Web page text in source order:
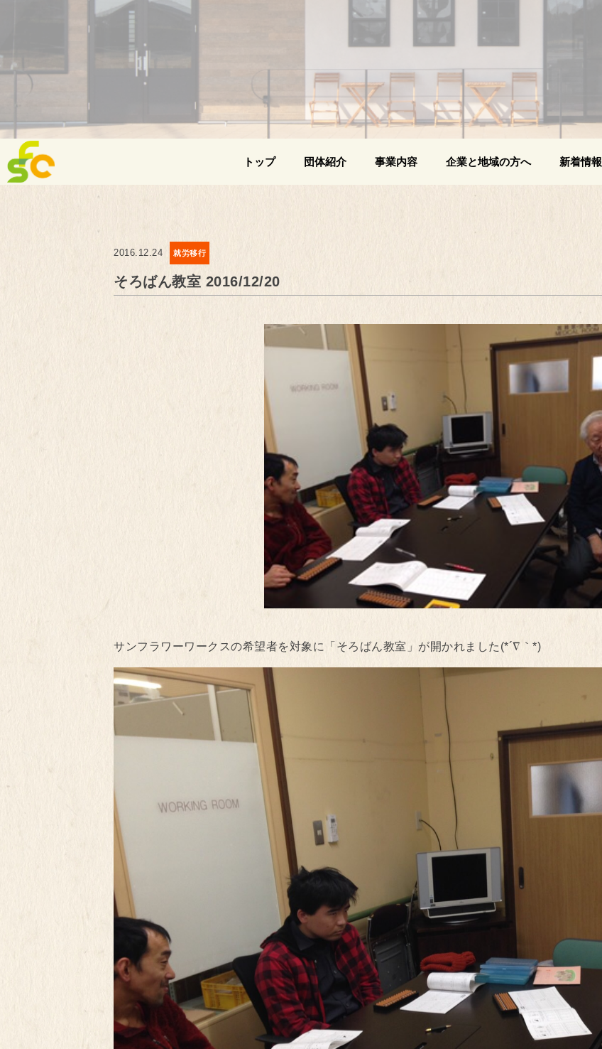
トップ 団体紹介 事業内容 企業と地域の方へ 新着情報
2016.12.24 就労移行
そろばん教室 2016/12/20
サンフラワーワークスの希望者を対象に「そろばん教室」が開かれました(*´∇｀*)